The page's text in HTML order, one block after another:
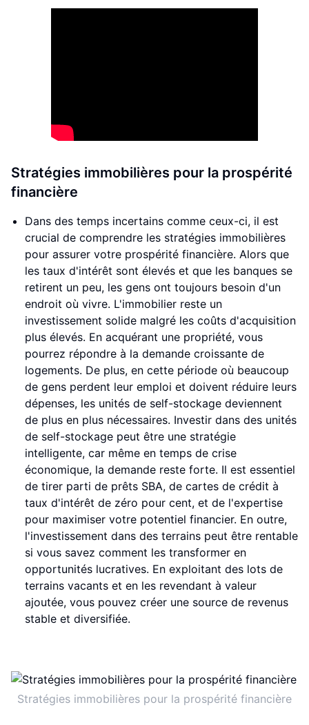
Stratégies immobilières pour la prospérité
financière
Dans des temps incertains comme ceux-ci, il est
crucial de comprendre les stratégies immobilières
pour assurer votre prospérité financière. Alors que
les taux d'intérêt sont élevés et que les banques se
retirent un peu, les gens ont toujours besoin d'un
endroit où vivre. L'immobilier reste un
investissement solide malgré les coûts d'acquisition
plus élevés. En acquérant une propriété, vous
pourrez répondre à la demande croissante de
logements. De plus, en cette période où beaucoup
de gens perdent leur emploi et doivent réduire leurs
dépenses, les unités de self-stockage deviennent
de plus en plus nécessaires. Investir dans des unités
de self-stockage peut être une stratégie
intelligente, car même en temps de crise
économique, la demande reste forte. Il est essentiel
de tirer parti de prêts SBA, de cartes de crédit à
taux d'intérêt de zéro pour cent, et de l'expertise
pour maximiser votre potentiel financier. En outre,
l'investissement dans des terrains peut être rentable
si vous savez comment les transformer en
opportunités lucratives. En exploitant des lots de
terrains vacants et en les revendant à valeur
ajoutée, vous pouvez créer une source de revenus
stable et diversifiée.
Stratégies immobilières pour la prospérité financière